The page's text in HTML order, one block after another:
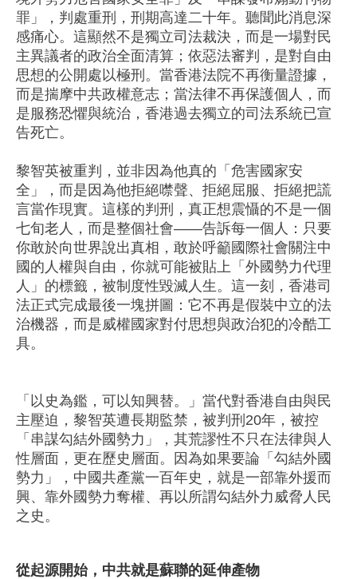
罪」，判處重刑，刑期高達二十年。聽聞此消息深
感痛心。這顯然不是獨立司法裁決，而是一場對民
主異議者的政治全面清算；依惡法審判，是對自由
思想的公開處以極刑。當香港法院不再衡量證據，
而是揣摩中共政權意志；當法律不再保護個人，而
是服務恐懼與統治，香港過去獨立的司法系統已宣
告死亡。
黎智英被重判，並非因為他真的「危害國家安
全」，而是因為他拒絕噤聲、拒絕屈服、拒絕把謊
言當作現實。這樣的判刑，真正想震懾的不是一個
七旬老人，而是整個社會——告訴每一個人：只要
你敢於向世界說出真相，敢於呼籲國際社會關注中
國的人權與自由，你就可能被貼上「外國勢力代理
人」的標籤，被制度性毀滅人生。這一刻，香港司
法正式完成最後一塊拼圖：它不再是假裝中立的法
治機器，而是威權國家對付思想與政治犯的冷酷工
具。
「以史為鑑，可以知興替。」當代對香港自由與民
主壓迫，黎智英遭長期監禁，被判刑20年，被控
「串謀勾結外國勢力」，其荒謬性不只在法律與人
性層面，更在歷史層面。因為如果要論「勾結外國
勢力」，中國共產黨一百年史，就是一部靠外援而
興、靠外國勢力奪權、再以所謂勾結外力威脅人民
之史。
從起源開始，中共就是蘇聯的延伸產物